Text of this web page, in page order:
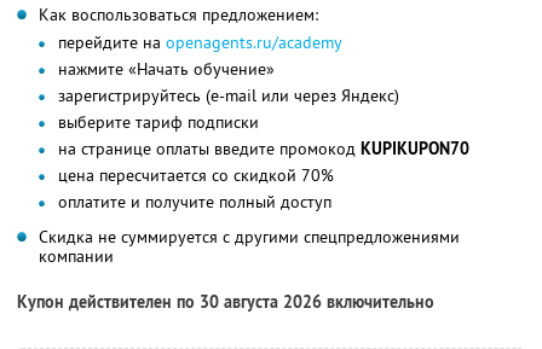
Как воспользоваться предложением:
перейдите на openagents.ru/academy
нажмите «Начать обучение»
зарегистрируйтесь (e-mail или через Яндекс)
выберите тариф подписки
на странице оплаты введите промокод KUPIKUPON70
цена пересчитается со скидкой 70%
оплатите и получите полный доступ
Скидка не суммируется с другими спецпредложениями
компании
Купон действителен по 30 августа 2026 включительно